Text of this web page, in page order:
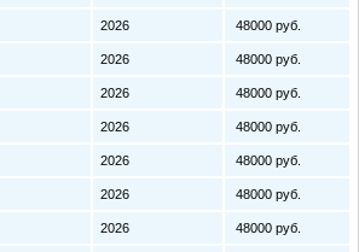
2026 48000 руб.
2026 48000 руб.
2026 48000 руб.
2026 48000 руб.
2026 48000 руб.
2026 48000 руб.
2026 48000 руб.